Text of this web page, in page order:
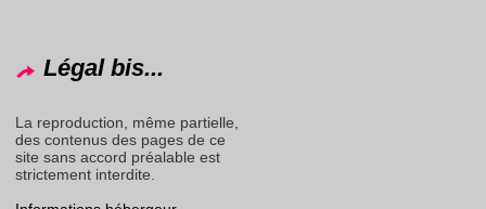
Légal bis...
La reproduction, même partielle,
des contenus des pages de ce
site sans accord préalable est
strictement interdite.